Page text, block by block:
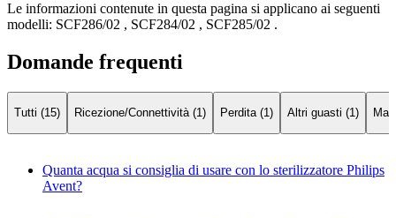
Le informazioni contenute in questa pagina si applicano ai seguenti
modelli: SCF286/02 , SCF284/02 , SCF285/02 .
Domande frequenti
Tutti (15) Ricezione/Connettività (1) Perdita (1) Altri guasti (1)
Quanta acqua si consiglia di usare con lo sterilizzatore Philips
Avent?